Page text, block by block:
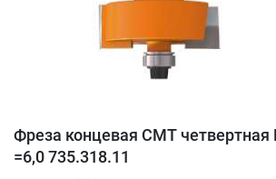
Фреза концевая CMT четвертная
=6,0 735.318.11